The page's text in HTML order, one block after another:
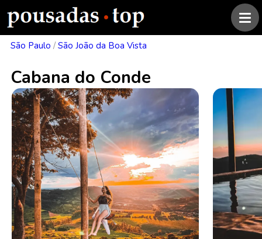
São Paulo / São João da Boa Vista
Cabana do Conde